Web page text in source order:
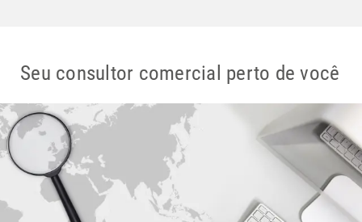
Seu consultor comercial perto de você